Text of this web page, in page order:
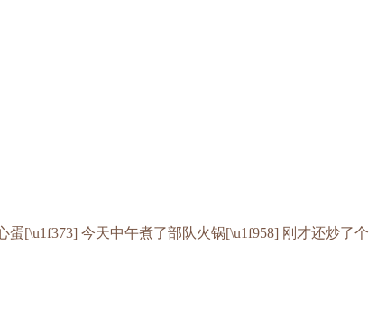
[\u1f373] 今天中午煮了部队火锅[\u1f958] 刚才还炒了个